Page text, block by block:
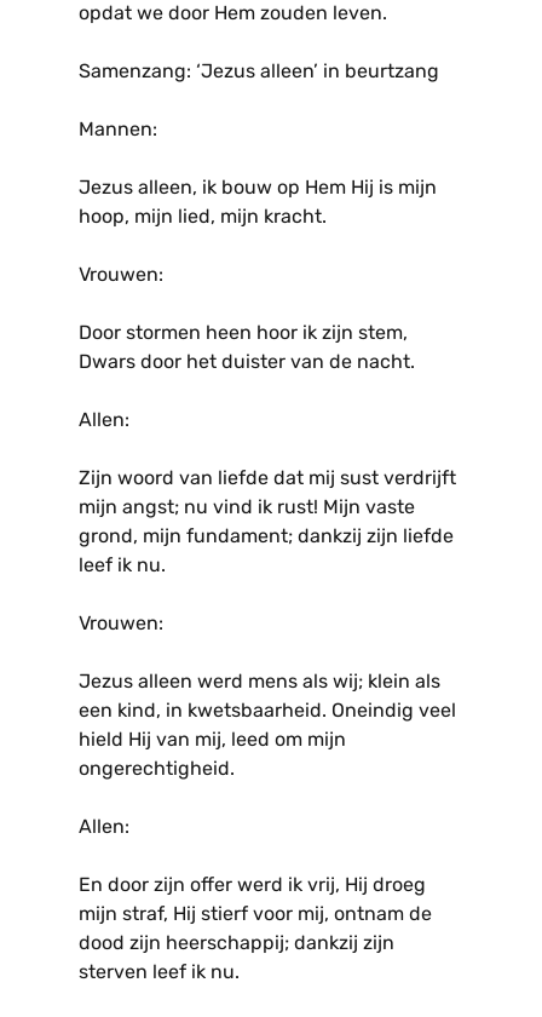
opdat we door Hem zouden leven.
Samenzang: ‘Jezus alleen’ in beurtzang
Mannen:
Jezus alleen, ik bouw op Hem Hij is mijn
hoop, mijn lied, mijn kracht.
Vrouwen:
Door stormen heen hoor ik zijn stem,
Dwars door het duister van de nacht.
Allen:
Zijn woord van liefde dat mij sust verdrijft
mijn angst; nu vind ik rust! Mijn vaste
grond, mijn fundament; dankzij zijn liefde
leef ik nu.
Vrouwen:
Jezus alleen werd mens als wij; klein als
een kind, in kwetsbaarheid. Oneindig veel
hield Hij van mij, leed om mijn
ongerechtigheid.
Allen:
En door zijn offer werd ik vrij, Hij droeg
mijn straf, Hij stierf voor mij, ontnam de
dood zijn heerschappij; dankzij zijn
sterven leef ik nu.